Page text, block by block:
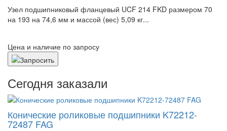
Узел подшипниковый фланцевый UCF 214 FKD размером 70
на 193 на 74,6 мм и массой (вес) 5,09 кг...
Цена и наличие по запросу
Сегодня заказали
Конические роликовые подшипники K72212-
72487 FAG